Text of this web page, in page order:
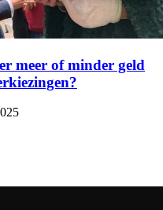
meer of minder geld